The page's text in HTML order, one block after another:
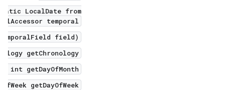
LocalDate from(
temporal)
field)
getChronology()
int getDayOfMonth()
getDayOfWeek()